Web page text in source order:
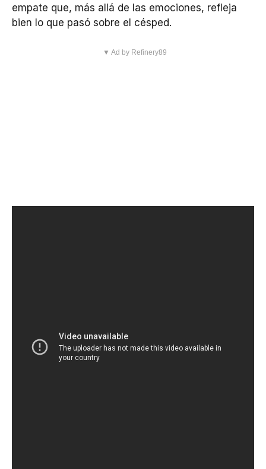
empate que, más allá de las emociones, refleja
bien lo que pasó sobre el césped.
▼ Ad by Refinery89